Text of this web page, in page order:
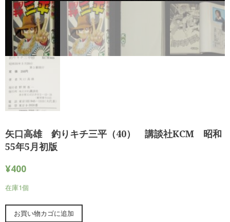
矢口高雄 釣りキチ三平（40） 講談社KCM 昭和
55年5月初版
¥400
在庫1個
お買い物カゴに追加